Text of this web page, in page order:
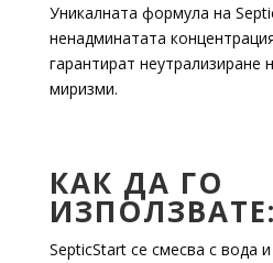
Уникалната формула на
ненадминатата
гарантират неутрализиране
миризми.
КАК ДА ГО
ИЗПОЛЗВАТЕ:
SepticStart се смесва с вода